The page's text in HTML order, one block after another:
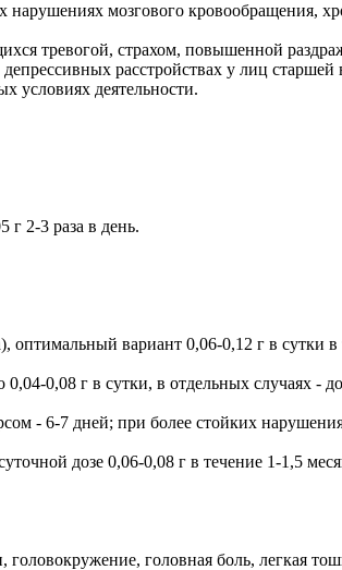
мозгового кровообращения,
тревогой, страхом, повышенной
расстройствах у лиц
условиях деятельности.
г 2-3 раза в день.
вариант 0,06-0,12 г в сутки в
0,08 г в сутки, в отдельных случаях -
- 6-7 дней; при более стойких
дозе 0,06-0,08 г в течение 1-1,5
головная боль, легкая